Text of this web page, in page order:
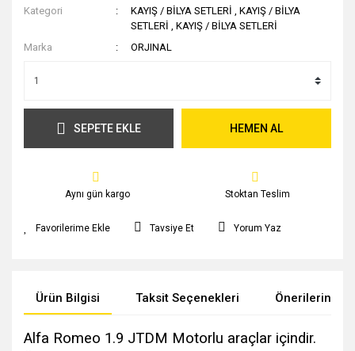
Kategori KAYIŞ / BİLYA SETLERİ ,KAYIŞ / BİLYA
SETLERİ ,KAYIŞ / BİLYA SETLERİ
Marka
ORJINAL
SEPETE EKLE HEMEN AL
Aynı gün kargo Stoktan Teslim
Tavsiye Et Yorum Yaz
Ürün Bilgisi Taksit Seçenekleri Önerileriniz
Alfa Romeo 1.9 JTDM Motorlu araçlar içindir.